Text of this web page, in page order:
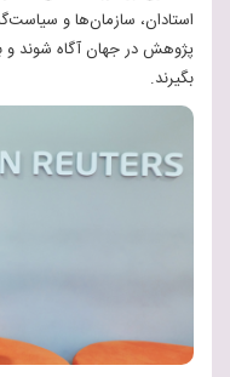
استادان، سازمان‌ها و
پژوهش در جهان آگاه شوند و
بگیرند.